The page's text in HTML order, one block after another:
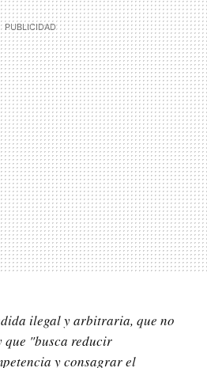
ilegal y arbitraria, que no
que "busca reducir
y consagrar el